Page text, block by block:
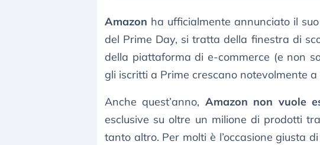
Amazon ha ufficialmente annunciato il suo
del Prime Day, si tratta della finestra di
della piattaforma di e-commerce (e non
gli iscritti a Prime crescano notevolmente
Anche quest’anno, Amazon non vuole
esclusive su oltre un milione di prodotti
tanto altro. Per molti è l’occasione giusta